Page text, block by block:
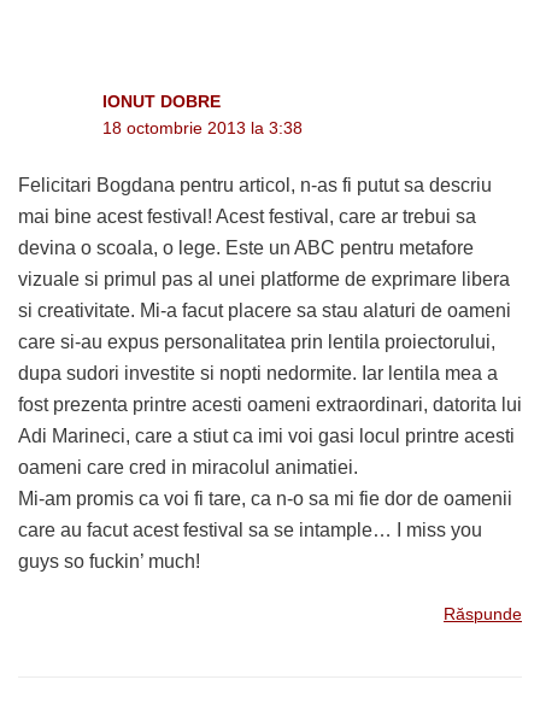
IONUT DOBRE
18 octombrie 2013 la 3:38
Felicitari Bogdana pentru articol, n-as fi putut sa descriu
mai bine acest festival! Acest festival, care ar trebui sa
devina o scoala, o lege. Este un ABC pentru metafore
vizuale si primul pas al unei platforme de exprimare libera
si creativitate. Mi-a facut placere sa stau alaturi de oameni
care si-au expus personalitatea prin lentila proiectorului,
dupa sudori investite si nopti nedormite. Iar lentila mea a
fost prezenta printre acesti oameni extraordinari, datorita lui
Adi Marineci, care a stiut ca imi voi gasi locul printre acesti
oameni care cred in miracolul animatiei.
Mi-am promis ca voi fi tare, ca n-o sa mi fie dor de oamenii
care au facut acest festival sa se intample… I miss you
guys so fuckin’ much!
Răspunde